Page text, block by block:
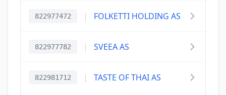
822977472 | FOLKETTI HOLDING AS
822977782 | SVEEA AS
822981712 | TASTE OF THAI AS